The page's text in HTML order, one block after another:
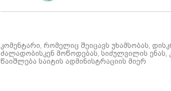
კომენტარი, რომელიც შეიცავს უხამსობას,
ძალადობისკენ მოწოდებას, სიძულვილის ენას,
წაიშლება საიტის ადმინისტრაციის მიერ